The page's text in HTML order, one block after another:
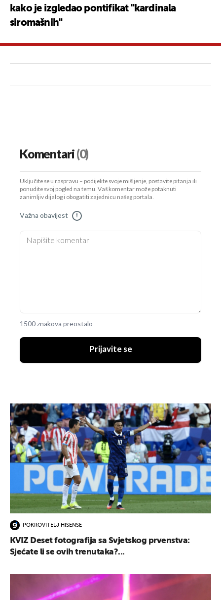
kako je izgledao pontifikat "kardinala
siromašnih"
Komentari(0)
Uključite se u raspravu – podijelite svoje mišljenje, postavite pitanja ili
ponudite svoj pogled na temu. Vaš komentar može potaknuti
zanimljiv dijalog i obogatiti zajednicu našeg portala.
Važna obavijest !
1500 znakova preostalo
Prijavite se
POKROVITELJ HISENSE
KVIZ Deset fotografija sa Svjetskog prvenstva:
Sjećate li se ovih trenutaka?...